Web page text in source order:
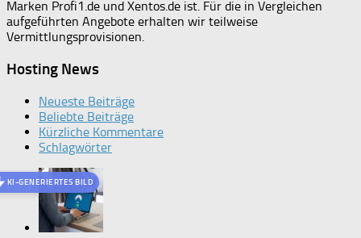
Marken Profi1.de und Xentos.de ist. Für die in Vergleichen
aufgeführten Angebote erhalten wir teilweise
Vermittlungsprovisionen.
Hosting News
Neueste Beiträge
Beliebte Beiträge
Kürzliche Kommentare
Schlagwörter
KI-GENERIERTES BILD